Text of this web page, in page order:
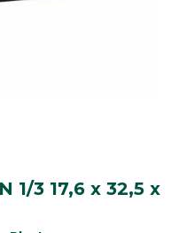
1/3 17,6 x 32,5 x